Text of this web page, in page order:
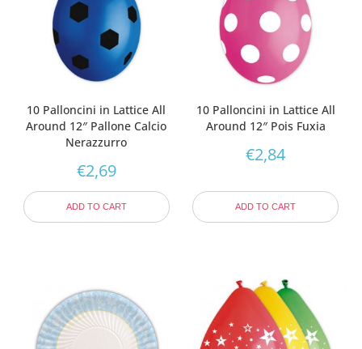
10 Palloncini in Lattice All
Around 12″ Pallone Calcio
Nerazzurro
€2,69
ADD TO CART
10 Palloncini in Lattice All
Around 12″ Pois Fuxia
€2,84
ADD TO CART